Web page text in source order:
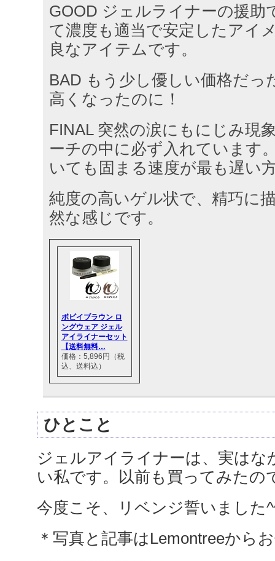
GOOD ジェルライナーの援助
て濃度も適当で安定したアイ
良なアイテムです。
BAD もう少し優しい価格だっ
高くなったのに！
FINAL 突然の涙にもにじみ現
ーチの中に必ず入れています
いても固まる速度が最も遅い
純度の高いゲル状で、精巧に
然な感じです。
ボビイブラウン ロ
ングウェア ジェル
アイライナーセット
【送料無料…
価格：5,896円（税
込、送料込）
ひとこと
ジェルアイライナーは、実はな
い私です。以前も買ってみたの
今度こそ、リベンジ誓いました
＊写真と記事はLemontreeから